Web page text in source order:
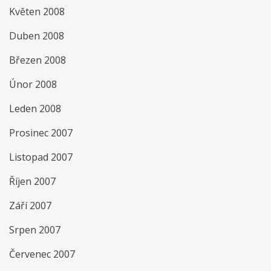
Květen 2008
Duben 2008
Březen 2008
Únor 2008
Leden 2008
Prosinec 2007
Listopad 2007
Říjen 2007
Září 2007
Srpen 2007
Červenec 2007